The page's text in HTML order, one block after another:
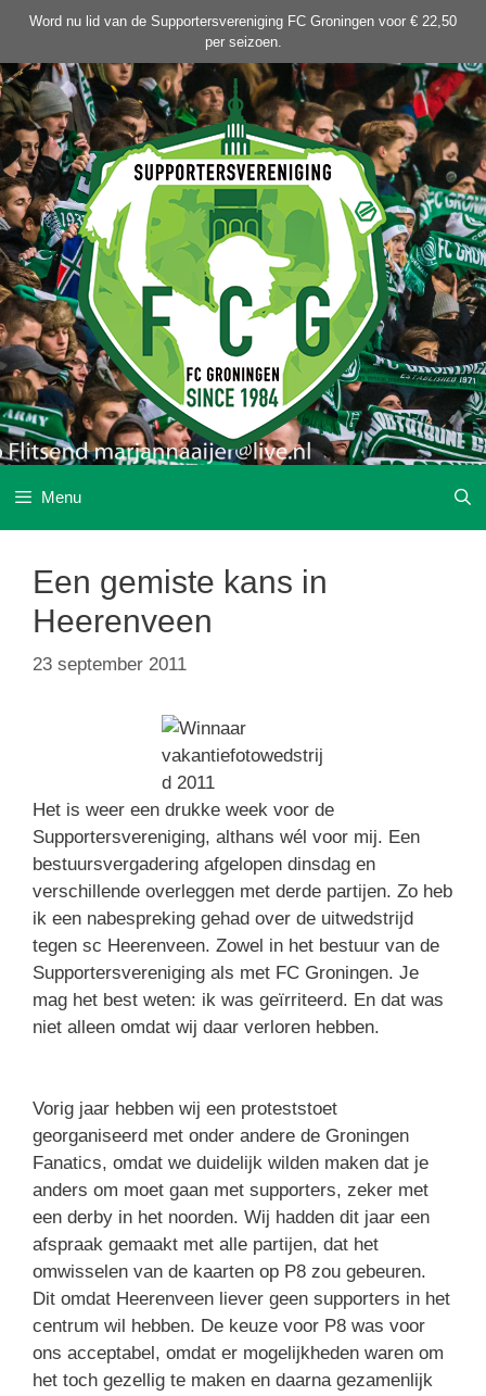
de
inhoud
Word nu lid van de Supportersvereniging FC Groningen voor € 22,50
per seizoen.
Menu
Een gemiste kans in
Heerenveen
23 september 2011
Het is weer een drukke week voor de
Supportersvereniging, althans wél voor mij. Een
bestuursvergadering afgelopen dinsdag en
verschillende overleggen met derde partijen. Zo heb
ik een nabespreking gehad over de uitwedstrijd
tegen sc Heerenveen. Zowel in het bestuur van de
Supportersvereniging als met FC Groningen. Je
mag het best weten: ik was geïrriteerd. En dat was
niet alleen omdat wij daar verloren hebben.
Vorig jaar hebben wij een proteststoet
georganiseerd met onder andere de Groningen
Fanatics, omdat we duidelijk wilden maken dat je
anders om moet gaan met supporters, zeker met
een derby in het noorden. Wij hadden dit jaar een
afspraak gemaakt met alle partijen, dat het
omwisselen van de kaarten op P8 zou gebeuren.
Dit omdat Heerenveen liever geen supporters in het
centrum wil hebben. De keuze voor P8 was voor
ons acceptabel, omdat er mogelijkheden waren om
het toch gezellig te maken en daarna gezamenlijk